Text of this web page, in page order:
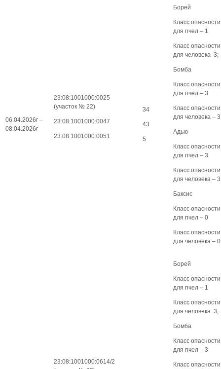
06.04.2026г –
08.04.2026г
23:08:1001000:0025
(участок № 22)
23:08:1001000:0047
23:08:1001000:0051
34
43
5
Борей
Класс опасности
для пчел – 1
Класс опасности
для человека 3;
Бомба
Класс опасности
для пчел – 3
Класс опасности
для человека –
Адью
Класс опасности
для пчел – 3
Класс опасности
для человека –
Баксис
Класс опасности
для пчел – 0
Класс опасности
для человека –
23:08:1001000:0614/2
Борей
Класс опасности
для пчел – 1
Класс опасности
для человека 3;
Бомба
Класс опасности
для пчел – 3
Класс опасности